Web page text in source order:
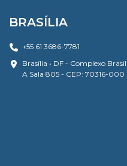
BRASÍLIA
+55 61 3686-7781
Brasília • DF - Complexo
A Sala 805 - CEP: 70316-000